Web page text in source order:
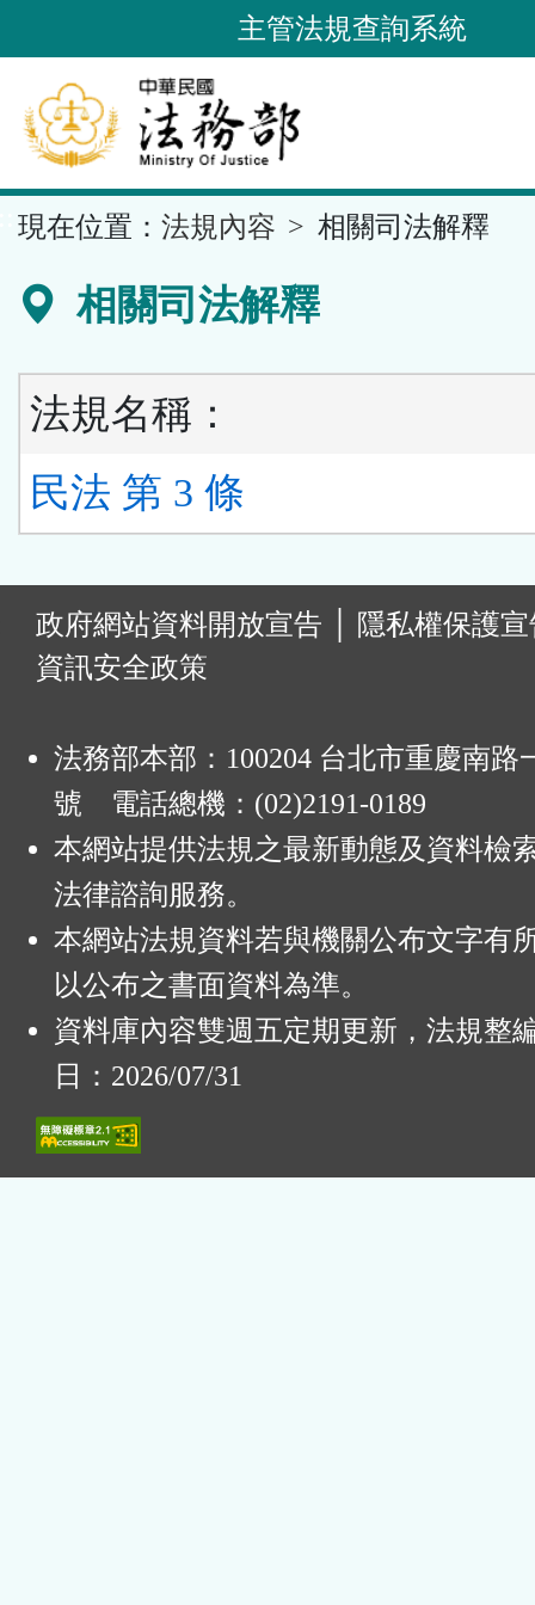
到
要
內
容
區
主管法規查詢系統
現在位置： 法規內容 相關司法解釋
相關司法解釋
法規名稱：
民法 第 3 條
政府網站資料開放宣告
隱私權保護
資訊安全政策
法務部本部：100204 台北市重慶南路
號 電話總機：(02)2191-0189
本網站提供法規之最新動態及資料檢
法律諮詢服務。
本網站法規資料若與機關公布文字有
以公布之書面資料為準。
資料庫內容雙週五定期更新，法規整
日：2026/07/31